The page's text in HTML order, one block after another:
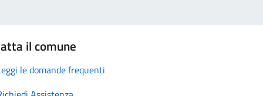
il comune
le domande frequenti